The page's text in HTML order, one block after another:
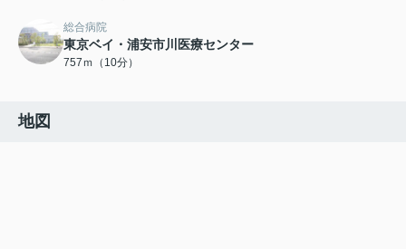
総合病院
東京ベイ・浦安市川医療センター
757ｍ（10分）
地図